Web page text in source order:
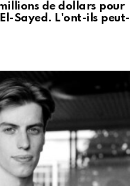
de dollars pour
Sayed. L'ont-ils peut-